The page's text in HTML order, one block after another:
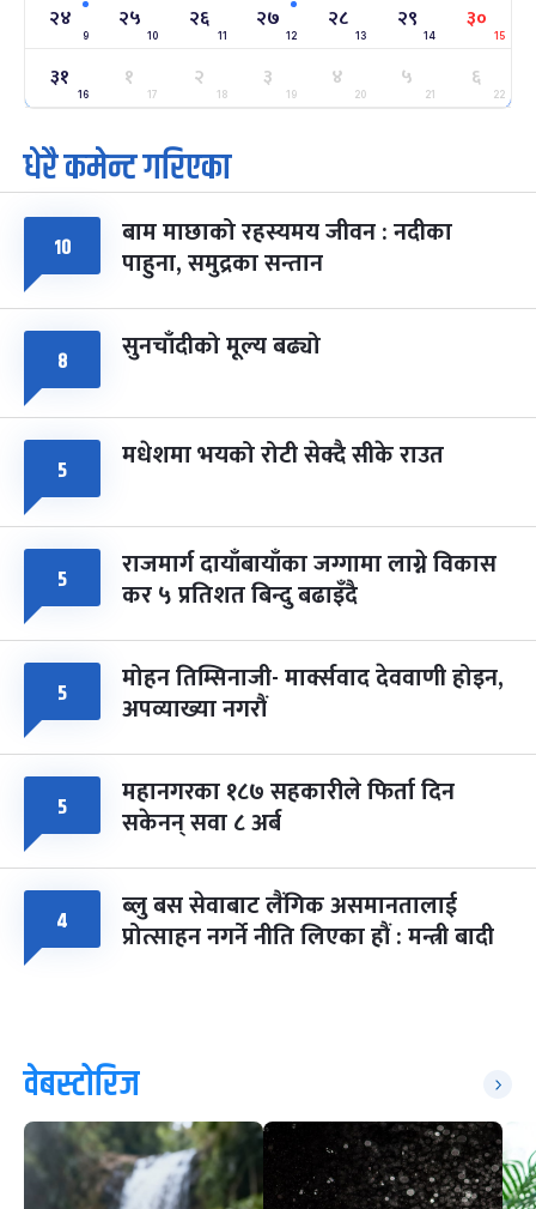
सोम फाल्गुन २४, २०८३- Mar 8, 2027
२५
मंगल
ग्याल्पो ल्होसार
फाल्गुन २५, २०८३ Mar 9, 2027
७ महिना बाँकी
७
आइत
पूर्णिमा व्रत
चैत्र ७, २०८३-Mar 21, 2027
८ फागुपूर्णिमा
चैत्र ८, २०८३-Mar 22, 2027
७ महिना बाँकी
२४
9
२५
10
२६
11
२७
12
२८
13
२९
14
३०
15
३१
16
१
17
२
18
३
19
४
20
५
21
६
22
धेरै कमेन्ट गरिएका
१० बाम माछाको रहस्यमय जीवन : नदीका
पाहुना, समुद्रका सन्तान
८ सुनचाँदीको मूल्य बढ्यो
५ मधेशमा भयको रोटी सेक्दै सीके राउत
५ राजमार्ग दायाँबायाँका जग्गामा लाग्ने विकास
कर ५ प्रतिशत बिन्दु बढाइँदै
५ मोहन तिम्सिनाजी- मार्क्सवाद देववाणी होइन,
अपव्याख्या नगरौं
५ महानगरका १८७ सहकारीले फिर्ता दिन
सकेनन् सवा ८ अर्ब
४ ब्लु बस सेवाबाट लैंगिक असमानतालाई
प्रोत्साहन नगर्ने नीति लिएका हौं : मन्त्री बादी
वेबस्टोरिज